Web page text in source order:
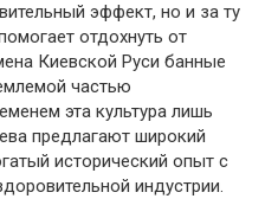
эффект, но и за ту
отдохнуть от
Киевской Руси банные
частью
эта культура лишь
предлагают широкий
исторический опыт с
индустрии.